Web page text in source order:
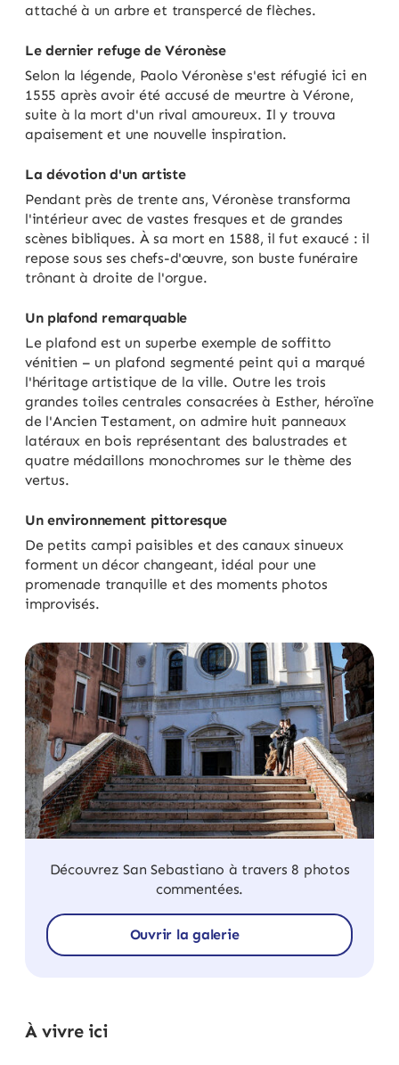
attaché à un arbre et transpercé de flèches.
Le dernier refuge de Véronèse
Selon la légende, Paolo Véronèse s'est réfugié ici en
1555 après avoir été accusé de meurtre à Vérone,
suite à la mort d'un rival amoureux. Il y trouva
apaisement et une nouvelle inspiration.
La dévotion d'un artiste
Pendant près de trente ans, Véronèse transforma
l'intérieur avec de vastes fresques et de grandes
scènes bibliques. À sa mort en 1588, il fut exaucé : il
repose sous ses chefs-d'œuvre, son buste funéraire
trônant à droite de l'orgue.
Un plafond remarquable
Le plafond est un superbe exemple de soffitto
vénitien – un plafond segmenté peint qui a marqué
l'héritage artistique de la ville. Outre les trois
grandes toiles centrales consacrées à Esther, héroïne
de l'Ancien Testament, on admire huit panneaux
latéraux en bois représentant des balustrades et
quatre médaillons monochromes sur le thème des
vertus.
Un environnement pittoresque
De petits campi paisibles et des canaux sinueux
forment un décor changeant, idéal pour une
promenade tranquille et des moments photos
improvisés.
Découvrez San Sebastiano à travers 8 photos
commentées.
Ouvrir la galerie
À vivre ici